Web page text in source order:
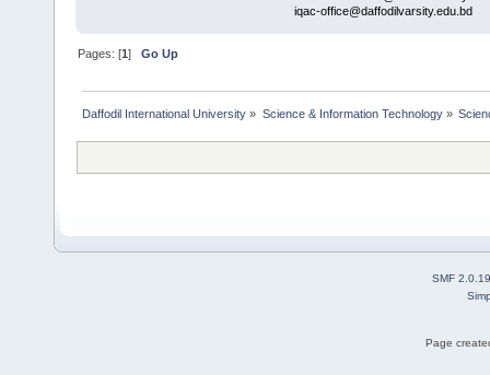
iqac-office@daffodilvarsity.edu.bd
Pages: [1]Go Up
Daffodil International University » Science & Information Technology»
SMF 2.0.19
Page